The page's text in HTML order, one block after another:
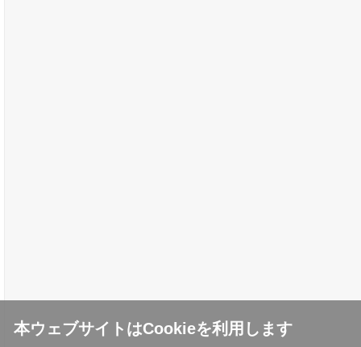
本ウェブサイトはCookieを利用します